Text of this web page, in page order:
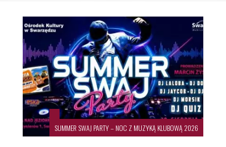
SUMMER SWAJ PARTY – NOC Z MUZYKĄ KLUBOWĄ 2026